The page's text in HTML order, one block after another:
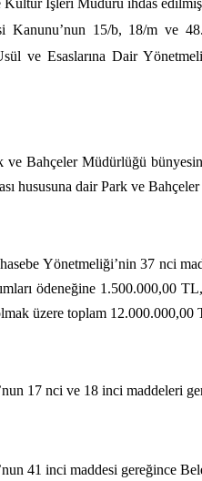
İşleri Müdürü ihdas
Kanunu’nun 15/b, 18/m ve
ve Esaslarına Dair
ve Bahçeler Müdürlüğü
hususuna dair Park ve
Yönetmeliği’nin 37 nci
ödeneğine 1.500.000,00
üzere toplam
17 nci ve 18 inci maddeleri
41 inci maddesi gereğince